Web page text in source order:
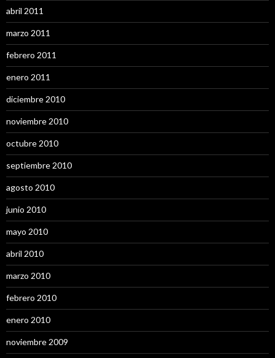
abril 2011
marzo 2011
febrero 2011
enero 2011
diciembre 2010
noviembre 2010
octubre 2010
septiembre 2010
agosto 2010
junio 2010
mayo 2010
abril 2010
marzo 2010
febrero 2010
enero 2010
noviembre 2009